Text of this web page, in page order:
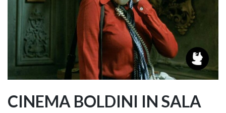
CINEMA BOLDINI IN SALA